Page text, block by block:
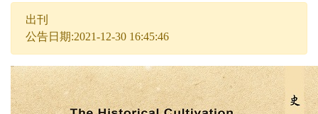
出刊
公告日期:2021-12-30 16:45:46